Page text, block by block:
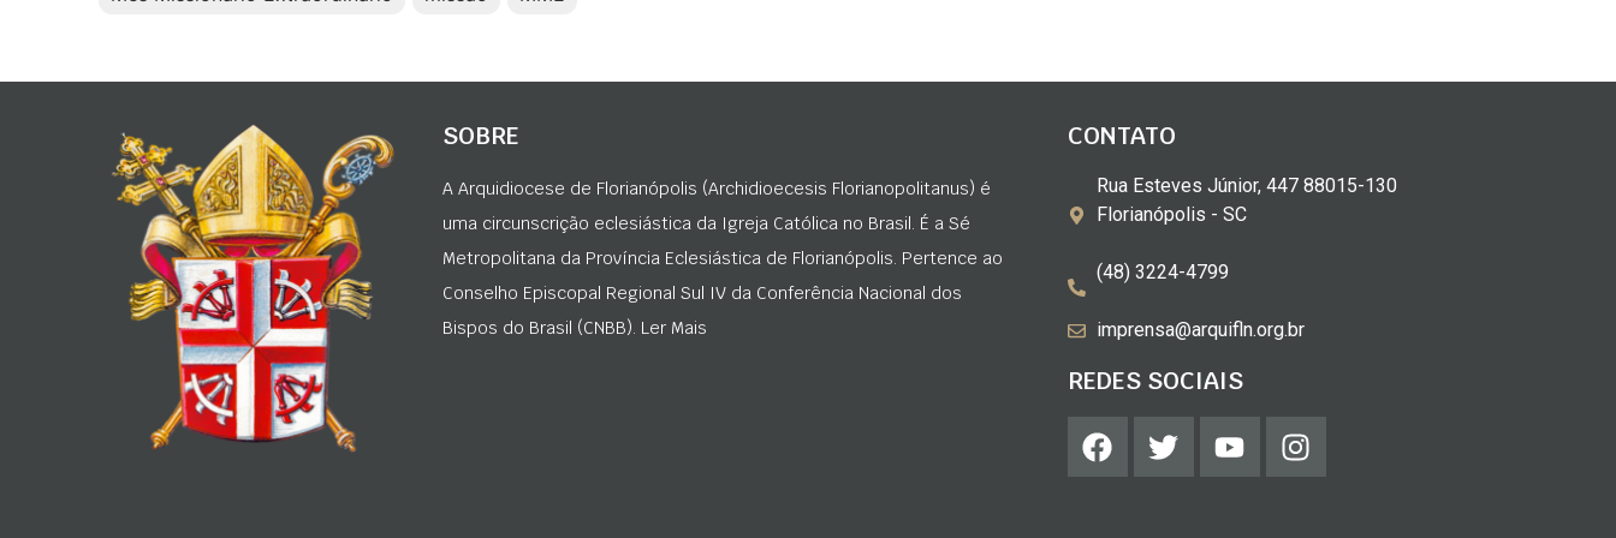
SOBRE
A Arquidiocese de Florianópolis (Archidioecesis Florianopolitanus) é
uma circunscrição eclesiástica da Igreja Católica no Brasil. É a Sé
Metropolitana da Província Eclesiástica de Florianópolis. Pertence ao
Conselho Episcopal Regional Sul IV da Conferência Nacional dos
Bispos do Brasil (CNBB). Ler Mais
CONTATO
Rua Esteves Júnior, 447 88015-130
Florianópolis - SC
(48) 3224-4799
imprensa@arquifln.org.br
REDES SOCIAIS